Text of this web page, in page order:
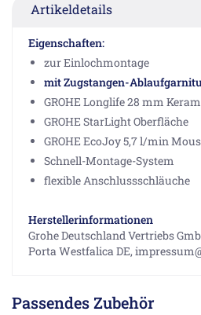
Artikeldetails
Eigenschaften:
zur Einlochmontage
mit Zugstangen-
GROHE Longlife 28 mm
GROHE StarLight Oberfläche
GROHE EcoJoy 5,7 l/min
Schnell-Montage-System
flexible Anschlussschläuche
Herstellerinformationen
Grohe Deutschland Vertriebs
Porta Westfalica DE,
Passendes Zubehör